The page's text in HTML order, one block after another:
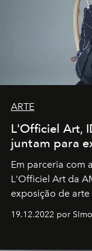
ARTE
L'Officiel Art,
juntam para
Em parceria com a
L'Officiel Art da
exposição de
19.12.2022 por